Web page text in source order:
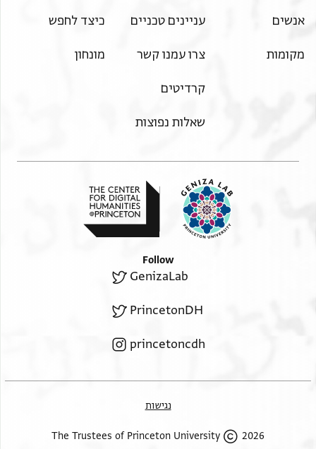
אנשים
מקומות
עניינים טכניים
צרו עמנו קשר
קרדיטים
שאלות נפוצות
כיצד לחפש
מונחון
Follow
GenizaLab
PrincetonDH
princetoncdh
נגישות
2026 The Trustees of Princeton University